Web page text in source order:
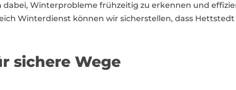
Winterprobleme frühzeitig zu erkennen und
Winterdienst können wir sicherstellen, dass
sichere Wege